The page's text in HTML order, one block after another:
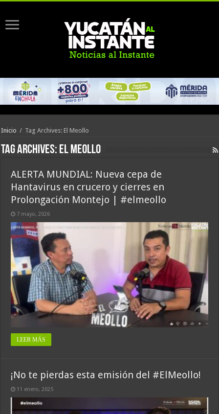
Inicio / Tag Archives: El Meollo
Tag Archives: El Meollo
ALERTA MUNDIAL: Nueva cepa de
Hantavirus en crucero y cierres en
Prolongación Montejo | #elmeollo
7 mayo, 2026
LEER MÁS
¡No te pierdas esta emisión del #ElMeollo!
11 enero, 2025